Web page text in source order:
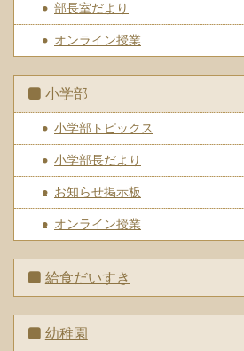
部長室だより
オンライン授業
小学部
小学部トピックス
小学部長だより
お知らせ掲示板
オンライン授業
給食だいすき
幼稚園